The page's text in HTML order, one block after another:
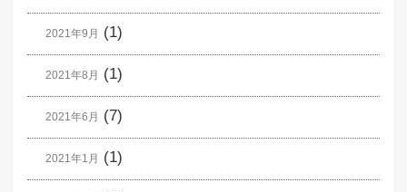
2021年9月 (1)
2021年8月 (1)
2021年6月 (7)
2021年1月 (1)